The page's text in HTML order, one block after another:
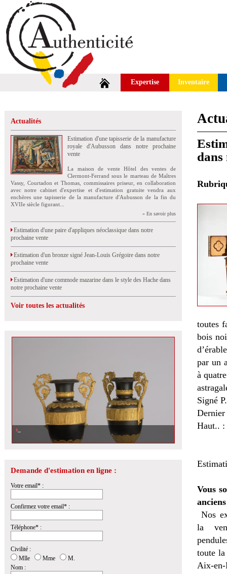
Expertise Inventaire
Actualités
Estimation d'une tapisserie de la manufacture
royale d'Aubusson dans notre prochaine
vente
La maison de vente Hôtel des ventes de
Clermont-Ferrand sous le marteau de Maîtres
Vassy, Courtadon et Thomas, commissaires priseur, en collaboration
avec notre cabinet d'expertise et d'estimation gratuite vendra aux
enchères une tapisserie de la manufacture d'Aubusson de la fin du
XVIIe siècle figurant...
» En savoir plus
Estimation d'une paire d'appliques néoclassique dans notre
prochaine vente
Estimation d'un bronze signé Jean-Louis Grégoire dans notre
prochaine vente
Estimation d'une commode mazarine dans le style des Hache dans
notre prochaine vente
Voir toutes les actualités
Demande d'estimation en ligne :
Votre email* :
Confirmez votre email* :
Téléphone* :
Civilité :
Mlle
Mme
M.
Nom :
dans
toutes
bois
par un
à
Signé
Haut..
Vous
Nos
la
toute
Aix-en-